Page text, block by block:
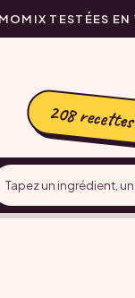
TESTÉES EN
208